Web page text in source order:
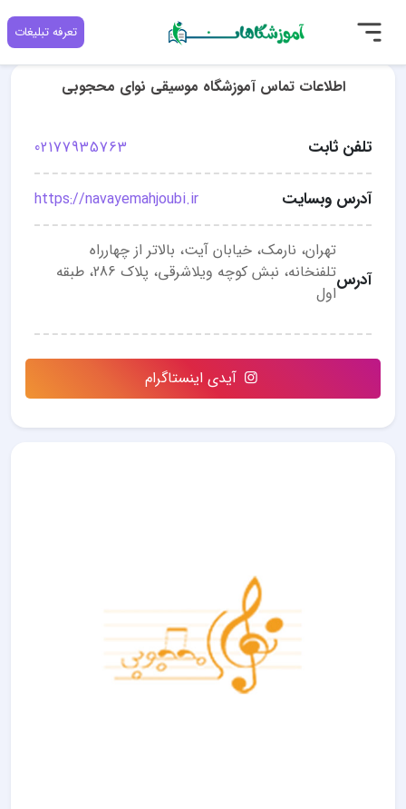
تعرفه تبلیغات
اطلاعات تماس آموزشگاه موسیقی نوای محجوبی
تلفن ثابت 02177935763
آدرس وبسایت https://navayemahjoubi.ir
آدرس
تهران، نارمک، خیابان آیت، بالاتر از چهارراه
تلفنخانه، نبش کوچه ویلاشرقی، پلاک 286، طبقه
اول
آیدی اینستاگرام